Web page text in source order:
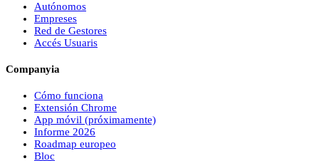
Autónomos
Empreses
Red de Gestores
Accés Usuaris
Companyia
Cómo funciona
Extensión Chrome
App móvil (próximamente)
Informe 2026
Roadmap europeo
Bloc